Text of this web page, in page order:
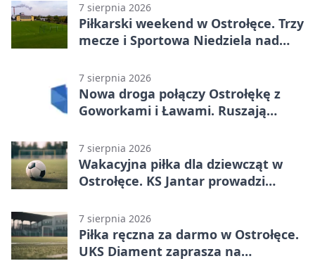
7 sierpnia 2026
Piłkarski weekend w Ostrołęce. Trzy
mecze i Sportowa Niedziela nad
7 sierpnia 2026
Nowa droga połączy Ostrołękę z
Goworkami i Ławami. Ruszają
7 sierpnia 2026
Wakacyjna piłka dla dziewcząt w
Ostrołęce. KS Jantar prowadzi
7 sierpnia 2026
Piłka ręczna za darmo w Ostrołęce.
UKS Diament zaprasza na